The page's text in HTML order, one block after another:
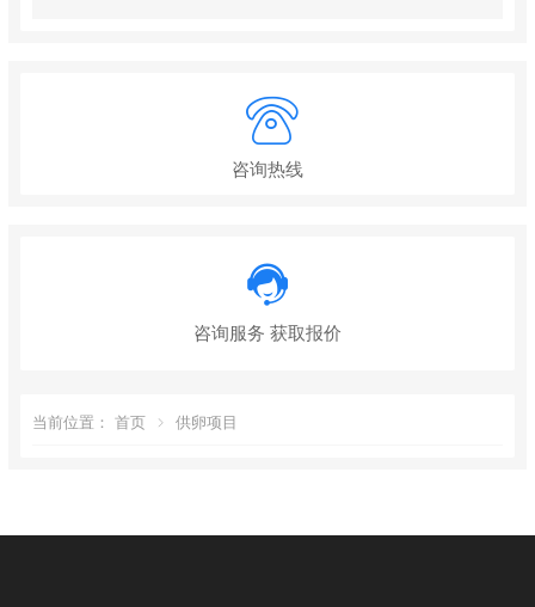
咨询热线
咨询服务 获取报价
当前位置： 首页 供卵项目